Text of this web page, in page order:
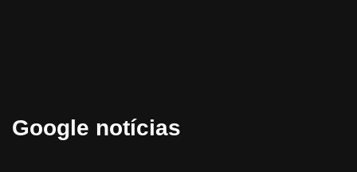
Google notícias